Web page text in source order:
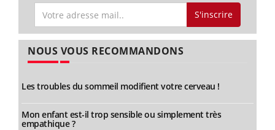
S'inscrire
NOUS VOUS RECOMMANDONS
Les troubles du sommeil modifient votre cerveau !
Mon enfant est-il trop sensible ou simplement très
empathique ?